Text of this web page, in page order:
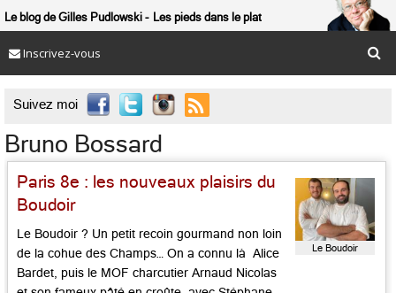
Le blog de Gilles Pudlowski Les pieds dans le plat
Inscrivez-vous
Suivez moi 
Bruno Bossard
Paris 8e : les nouveaux plaisirs du
Boudoir
Le Boudoir ? Un petit recoin gourmand non loin
de la cohue des Champs… On a connu là Alice
Bardet, puis le MOF charcutier Arnaud Nicolas
Le Boudoir